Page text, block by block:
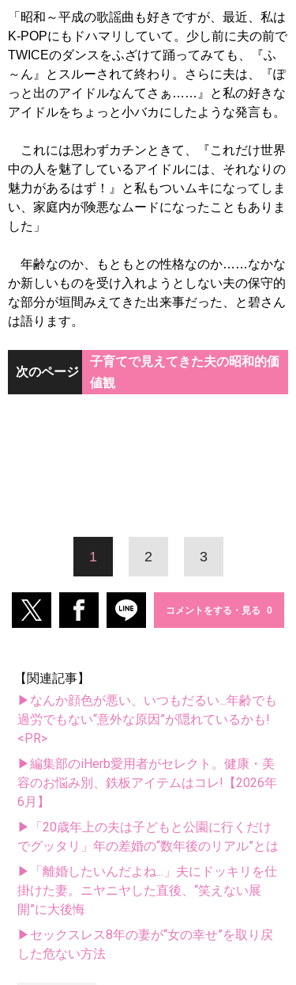
「昭和～平成の歌謡曲も好きですが、最近、私は
K-POPにもドハマリしていて。少し前に夫の前で
TWICEのダンスをふざけて踊ってみても、『ふ
～ん』とスルーされて終わり。さらに夫は、『ぽ
っと出のアイドルなんてさぁ……』と私の好きな
アイドルをちょっと小バカにしたような発言も。
これには思わずカチンときて、『これだけ世界
中の人を魅了しているアイドルには、それなりの
魅力があるはず！』と私もついムキになってしま
い、家庭内が険悪なムードになったこともありま
した」
年齢なのか、もともとの性格なのか……なかな
か新しいものを受け入れようとしない夫の保守的
な部分が垣間みえてきた出来事だった、と碧さん
は語ります。
次のページ
子育てで見えてきた夫の昭和的価
値観
1 2 3
コメントをする・見る
【関連記事】
▶なんか顔色が悪い、いつもだるい...年齢でも
過労でもない“意外な原因”が隠れているかも!
<PR>
▶編集部のiHerb愛用者がセレクト。健康・美
容のお悩み別、鉄板アイテムはコレ!【2026年
6月】
▶「20歳年上の夫は子どもと公園に行くだけ
でグッタリ」年の差婚の“数年後のリアル”とは
▶「離婚したいんだよね...」夫にドッキリを仕
掛けた妻。ニヤニヤした直後、“笑えない展
開”に大後悔
▶セックスレス8年の妻が“女の幸せ”を取り戻
した危ない方法